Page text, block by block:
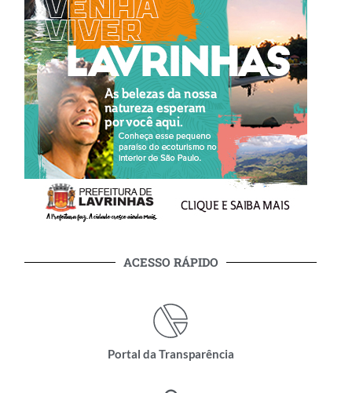
ACESSO RÁPIDO
Portal da Transparência